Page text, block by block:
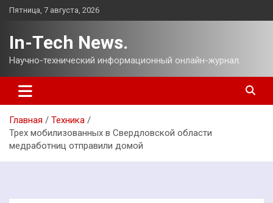
Перейти
Пятница, 7 августа, 2026
In-Tech News.
Научно-технический информационный онлайн-журнал.
Главная
Техника
Трех мобилизованных в Свердловской области
медработниц отправили домой